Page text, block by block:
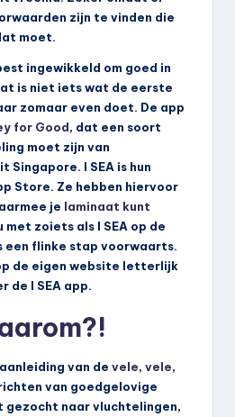
zijn te vinden die
moet.
ingewikkeld om goed in
is niet iets wat de eerste
zomaar even doet. De app
for Good, dat een soort
moet zijn van
Singapore. I SEA is hun
Store. Ze hebben hiervoor
je laminaat kunt
met zoiets als I SEA op de
een flinke stap voorwaarts.
de eigen website letterlijk
de I SEA app.
van de vele, vele,
van goedgelovige
gezocht naar vluchtelingen,